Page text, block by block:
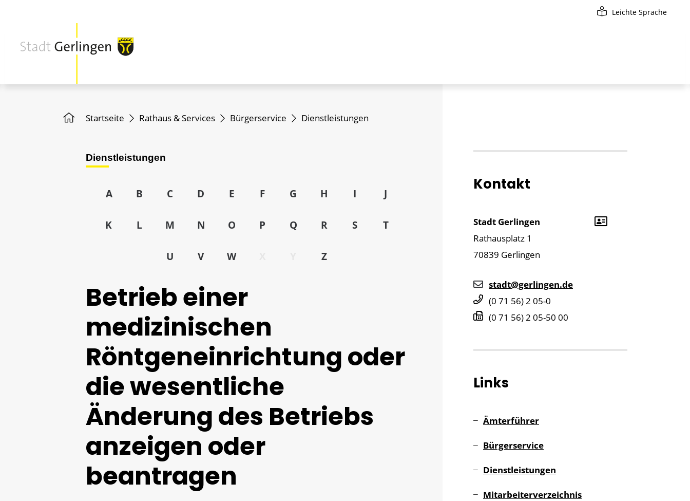
Leichte Sprache
Startseite Rathaus & Services Bürgerservice Dienstleistungen
Dienstleistungen
A B C D E F G H I J
K L M N O P Q R S T
U V W Z
Betrieb einer
medizinischen
Röntgeneinrichtung oder
die wesentliche
Änderung des Betriebs
anzeigen oder
beantragen
Kontakt
Stadt Gerlingen
Rathausplatz 1
70839 Gerlingen
stadt@gerlingen.de
(0 71 56) 2 05-0
(0 71 56) 2 05-50 00
Links
Ämterführer
Bürgerservice
Dienstleistungen
Mitarbeiterverzeichnis